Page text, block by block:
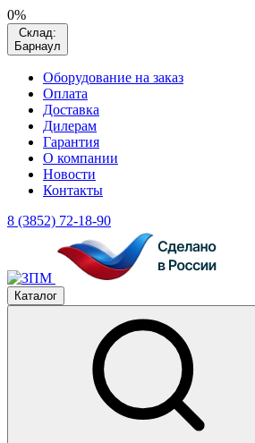
0%
Склад:
Барнаул
Оборудование на заказ
Оплата
Доставка
Дилерам
Гарантия
О компании
Новости
Контакты
8 (3852) 72-18-90
Каталог